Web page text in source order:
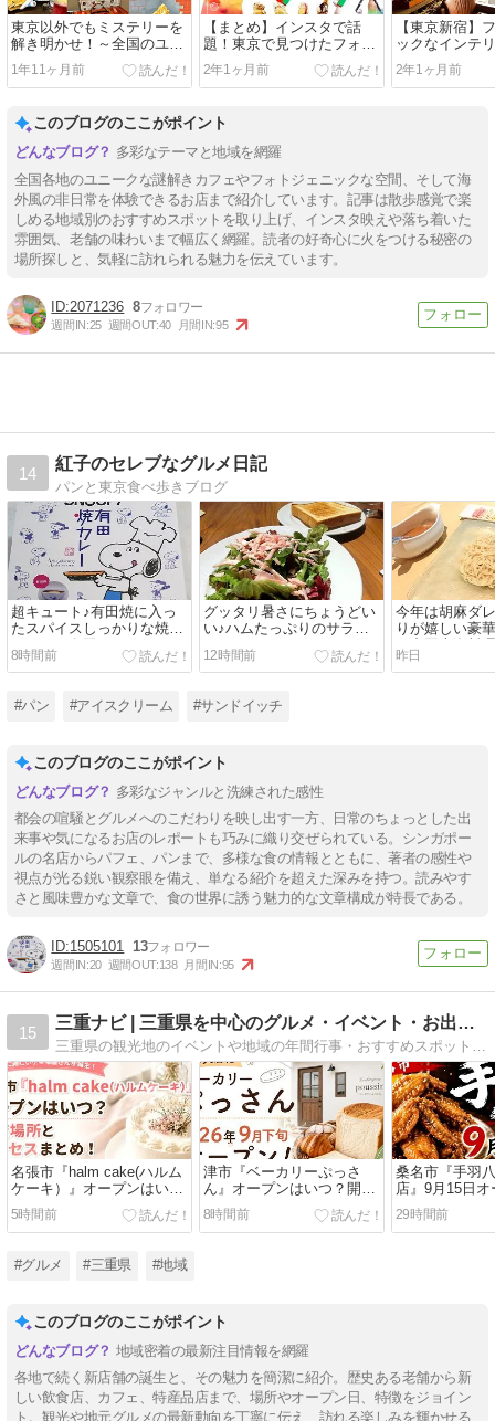
東京以外でもミステリーを
解き明かせ！～全国のユニ
ークな謎解きカフェ巡りの
旅～頭脳と味覚を刺激する
✈
1年11ヶ月前
【まとめ】インスタで話
題！東京で見つけたフォト
ジェニックなクリームソー
ダ特集
2年1ヶ月前
【東京新宿】
ックなインテ
た隠れ家！
パルトマンサ
2年1ヶ月前
このブログのここがポイント
多彩なテーマと地域を網羅
全国各地のユニークな謎解きカフェやフォトジェニックな空間、そして海
外風の非日常を体験できるお店まで紹介しています。記事は散歩感覚で楽
しめる地域別のおすすめスポットを取り上げ、インスタ映えや落ち着いた
雰囲気、老舗の味わいまで幅広く網羅。読者の好奇心に火をつける秘密の
場所探しと、気軽に訪れられる魅力を伝えています。
2071236 8
週間IN:25 週間OUT:40 月間IN:95
14
紅子のセレブなグルメ日記
パンと東京食べ歩きブログ
超キュート♪有田焼に入っ
たスパイスしっかりな焼き
カレー＠有田テラス
8時間前
グッタリ暑さにちょうどい
い♪ハムたっぷりのサラダ
ランチ＠ＣＥＮＴＲＥ
12時間前
今年は胡麻ダ
りが嬉しい豪
@中国上海料
昨日
#パン #アイスクリーム #サンドイッチ
このブログのここがポイント
多彩なジャンルと洗練された感性
都会の喧騒とグルメへのこだわりを映し出す一方、日常のちょっとした出
来事や気になるお店のレポートも巧みに織り交ぜられている。シンガポー
ルの名店からパフェ、パンまで、多様な食の情報とともに、著者の感性や
視点が光る鋭い観察眼を備え、単なる紹介を超えた深みを持つ。読みやす
さと風味豊かな文章で、食の世界に誘う魅力的な文章構成が特長である。
1505101 13
週間IN:20 週間OUT:138 月間IN:95
15
三重ナビ | 三重県を中心のグルメ・イベント・お出かけ情報
名張市『halm cake(ハルム
ケーキ）』オープンはい
つ？開店場所とアクセスま
とめ！
5時間前
津市『ベーカリーぷっさ
ん』オープンはいつ？開店
場所とアクセスまとめ！
8時間前
桑名市『手羽
店』9月15日
店場所とアク
29時間前
#グルメ #三重県 #地域
このブログのここがポイント
地域密着の最新注目情報を網羅
各地で続く新店舗の誕生と、その魅力を簡潔に紹介。歴史ある老舗から新
しい飲食店、カフェ、特産品店まで、場所やオープン日、特徴をジョイン
ト。観光や地元グルメの最新動向を丁寧に伝え、訪れる楽しみを輝かせる